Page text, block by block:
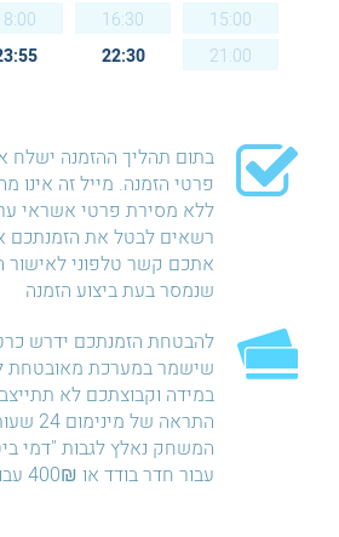
15:00
16:30
21:00
22:30
בתום תהליך ההזמנה ישלח
פרטי הזמנה. מייל זה אינו
ללא מסירת פרטי אשראי
רשאים לבטל את הזמנתכם
אתכם קשר טלפוני
שנמסר בעת ביצוע הזמנה
להבטחת הזמנתכם ידרש
שישמר במערכת מאובטחת
במידה וקבוצתכם לא
התראה
עבור חדר בודד או 400₪ עבור חדר כפול.